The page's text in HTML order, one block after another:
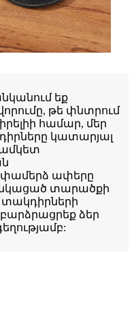
եք
թե փնտրում
համար, մեր
կատարյալ
ափերը
տարածքի
բարձրացրեք ձեր